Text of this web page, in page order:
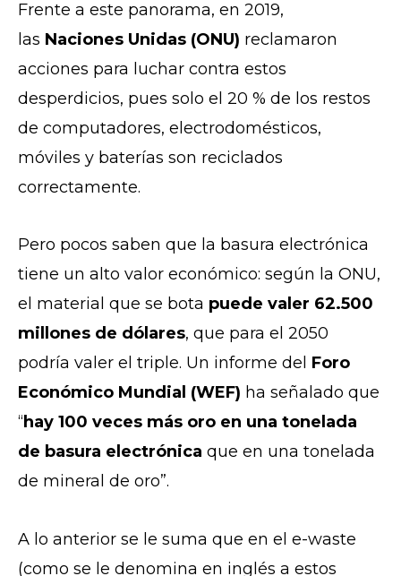
Frente a este panorama, en 2019,
las Naciones Unidas (ONU) reclamaron
acciones para luchar contra estos
desperdicios, pues solo el 20 % de los restos
de computadores, electrodomésticos,
móviles y baterías son reciclados
correctamente.
Pero pocos saben que la basura electrónica
tiene un alto valor económico: según la ONU,
el material que se bota puede valer 62.500
millones de dólares, que para el 2050
podría valer el triple. Un informe del Foro
Económico Mundial (WEF) ha señalado que
“hay 100 veces más oro en una tonelada
de basura electrónica que en una tonelada
de mineral de oro”.
A lo anterior se le suma que en el e-waste
(como se le denomina en inglés a estos